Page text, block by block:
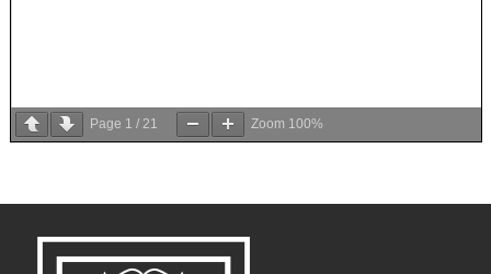
Page 1 / 21 Zoom 100%